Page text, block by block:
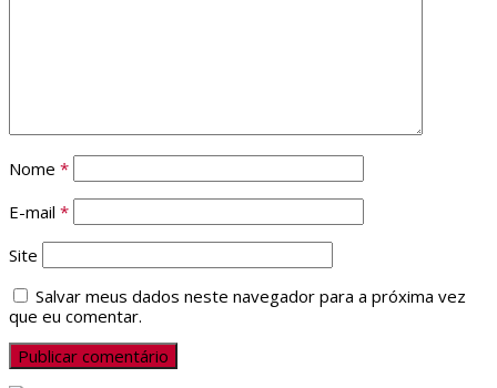
Nome *
E-mail *
Site
Salvar meus dados neste navegador para a próxima vez
que eu comentar.